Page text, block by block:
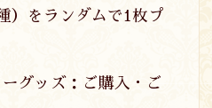
）をランダムで1枚プ
グッズ：ご購入・ご